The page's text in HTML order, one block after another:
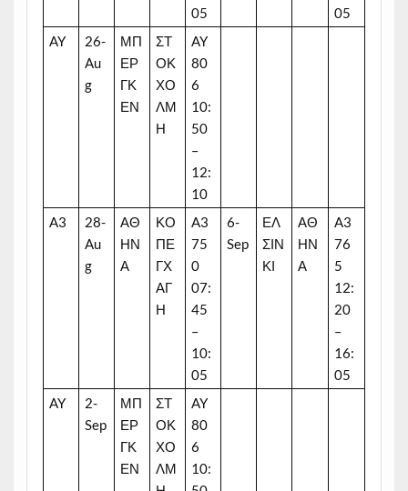
05
05
AY
26-
Au
g
ΜΠ
ΕΡ
ΓΚ
ΕΝ
ΣΤ
ΟΚ
ΧΟ
ΛΜ
Η
AY
80
6
10:
50
–
12:
10
A3
28-
Au
g
ΑΘ
ΗΝ
Α
ΚΟ
ΠΕ
ΓΧ
ΑΓ
Η
A3
75
0
07:
45
–
10:
05
6-
Sep
ΕΛ
ΣΙΝ
ΚΙ
ΑΘ
ΗΝ
Α
A3
76
5
12:
20
–
16:
05
AY
2-
Sep
ΜΠ
ΕΡ
ΓΚ
ΕΝ
ΣΤ
ΟΚ
ΧΟ
ΛΜ
AY
80
6
10: